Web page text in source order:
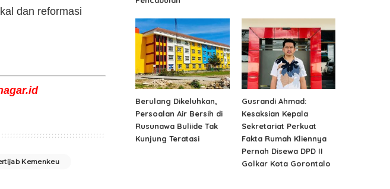
dan reformasi
Kemenkeu
Berulang Dikeluhkan,
Persoalan Air Bersih di
Rusunawa Buliide Tak
Kunjung Teratasi
Gusrandi Ahmad:
Kesaksian Kepala
Sekretariat Perkuat
Fakta Rumah Kliennya
Pernah Disewa DPD II
Golkar Kota Gorontalo